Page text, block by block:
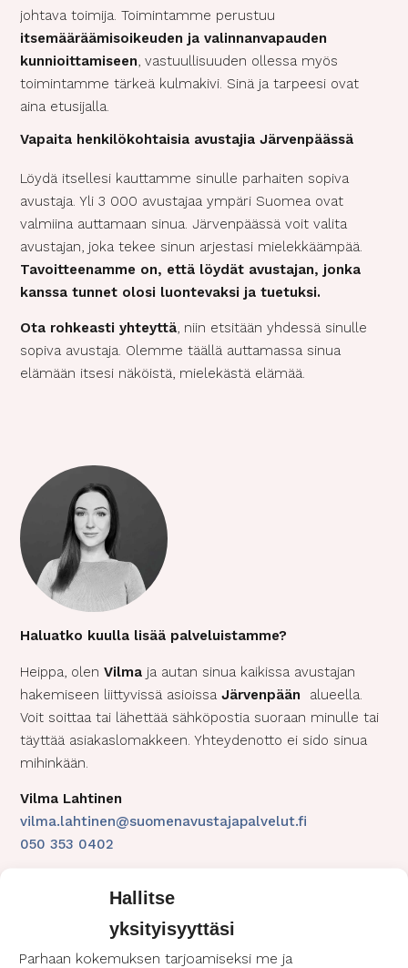
Hallitse
yksityisyyttäsi
Parhaan kokemuksen tarjoamiseksi me ja
johtava toimija. Toimintamme perustuu
itsemääräämisoikeuden ja valinnanvapauden
kunnioittamiseen , vastuullisuuden ollessa myös
toimintamme tärkeä kulmakivi. Sinä ja tarpeesi ovat
aina etusijalla.
Vapaita henkilökohtaisia avustajia Järvenpäässä
Löydä itsellesi kauttamme sinulle parhaiten sopiva
avustaja. Yli 3 000 avustajaa ympäri Suomea ovat
valmiina auttamaan sinua. Järvenpäässä voit valita
avustajan, joka tekee sinun arjestasi mielekkäämpää.
Tavoitteenamme on, että löydät avustajan, jonka
kanssa tunnet olosi luontevaksi ja tuetuksi.
Ota rohkeasti yhteyttä, niin etsitään yhdessä sinulle
sopiva avustaja. Olemme täällä auttamassa sinua
elämään itsesi näköistä, mielekästä elämää.
Haluatko kuulla lisää palveluistamme?
Heippa, olenVilma ja autan sinua kaikissa avustajan
hakemiseen liittyvissä asioissaJärvenpään alueella.
Voit soittaa tai lähettää sähköpostia suoraan minulle tai
täyttää asiakaslomakkeen. Yhteydenotto ei sido sinua
mihinkään.
Vilma Lahtinen
vilma.lahtinen@suomenavustajapalvelut.fi
050 353 0402